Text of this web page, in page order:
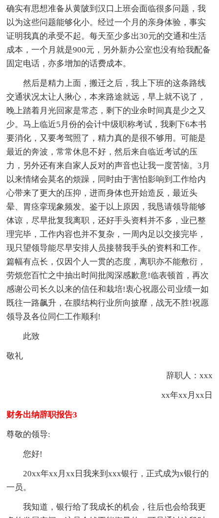
确实有思想准备从黄陂到汉口上班会面临很多问题，我
以为这些问题能够化小。经过一个月的亲身体验，事实
证明我真的承受不起。每天至少多出30元的交通和生活
成本，一个月就是900元，另外新办公室也没有给我配备
固定电话，亦多增加的话费成本。
然后是精力上面，搬迁之后，我上下班的这条路线
交通状况太让人揪心，本来路途就远，早上就不说了，
晚上踏着月光回家是常态，剩下的业余时间真是少之又
少。马上临近5月份的会计中级职称考试，我剩下6本书
要消化，又要考驾照了，精力真的是很不够用。可能是
最近的奔波，常常休息不好，然后来自临近考试的压
力，另外还有来自家人反对的声音也让我一度苦恼。3月
以来情绪会莫名的烦躁，同时由于害怕影响到工作给内
心带来了更大的压抑，进而身体也开始造反，最近头
晕、胃痉挛现象频发。鉴于以上原因，我恳请领导能够
体谅，尽早批复我离职，还好手头资料并不多，业已整
理完毕，工作内容也并不复杂，一周内足以交接完毕，
现只望领导能尽早安排人员接替我手头的资料和工作。
篇幅有点长，仅因个人一贯的态度，离职亦不能敷衍，
劳烦您百忙之中抽出时间批阅深感歉意!临表顿首，再次
感谢公司长久以来的信任和栽培!衷心祝愿公司业绩一如
既往一路飙升，在膜结构行业所向披靡，战无不胜!祝愿
领导及各位同仁工作顺利!
此致
敬礼
辞职人：xxx
xx年xx月xx日
财务出纳辞职报告3
尊敬的领导:
您好!
20xx年xx月xx日我来到xxx银行，正式成为x银行的
一员。
我知道，银行给了我成长的机会，往后也会给我更